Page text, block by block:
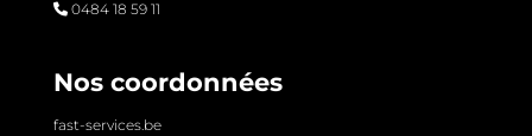
0484 18 59 11
Nos coordonnées
fast-services.be